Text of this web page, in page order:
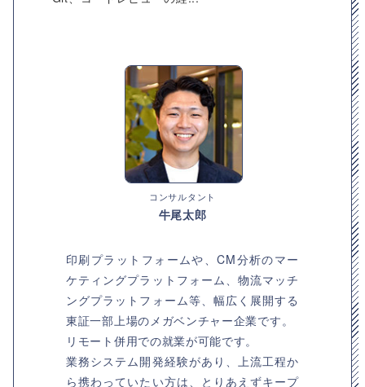
コンサルタント
牛尾太郎
印刷プラットフォームや、CM分析のマー
ケティングプラットフォーム、物流マッチ
ングプラットフォーム等、幅広く展開する
東証一部上場のメガベンチャー企業です。
リモート併用での就業が可能です。
業務システム開発経験があり、上流工程か
ら携わっていたい方は、とりあえずキープ